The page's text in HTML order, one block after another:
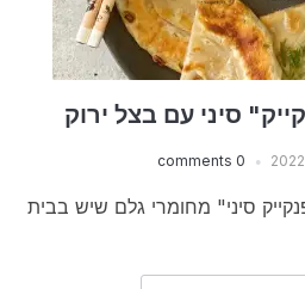
סיני עם בצל ירוק
0 comments
סיני" מחומרי גלם שיש בבית